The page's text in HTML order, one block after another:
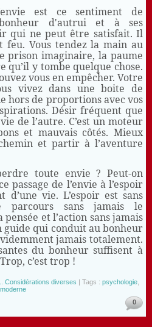
est ce sentiment de
d'autrui et à ses
qui ne peut être satisfait. Il
Vous tendez la main au
prison imaginaire, la paume
qu’il y tombe quelque chose.
vous en empêcher. Votre
vivez dans une boite de
hors de proportions avec vos
Désir fréquent que
de l’autre. C’est un moteur
et mauvais côtés. Mieux
et partir à l’aventure
toute envie ? Peut-on
passage de l’envie à l’espoir
vie. L’espoir est sans
sans jamais le
et l’action sans jamais
guide qui conduit au bonheur
jamais totalement.
du bonheur suffisent à
c’est trop !
Considérations diverses | Tags : psychologie
0